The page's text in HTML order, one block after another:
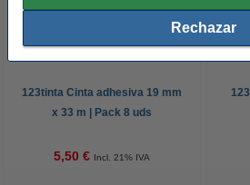
Rechazar
123tinta Cinta adhesiva 19 mm
x 33 m | Pack 8 uds
5,50 € Incl. 21% IVA